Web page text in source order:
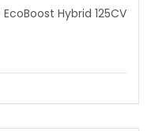
Hybrid 125CV